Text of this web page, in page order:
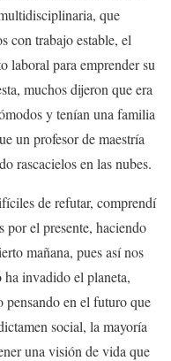
que
con trabajo estable, el
laboral para emprender su
muchos dijeron que era
y tenían una familia
un profesor de maestría
rascacielos en las nubes.
de refutar, comprendí
por el presente, haciendo
mañana, pues así nos
ha invadido el planeta,
en el futuro que
social, la mayoría
una visión de vida que